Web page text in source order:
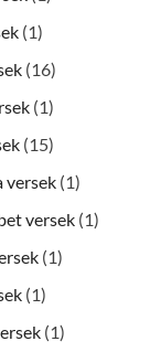
(1)
(16)
(1)
(15)
versek (1)
versek (1)
(1)
(1)
(1)